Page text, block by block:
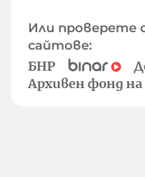
Или
сайтове:
БНР
Архивен фонд